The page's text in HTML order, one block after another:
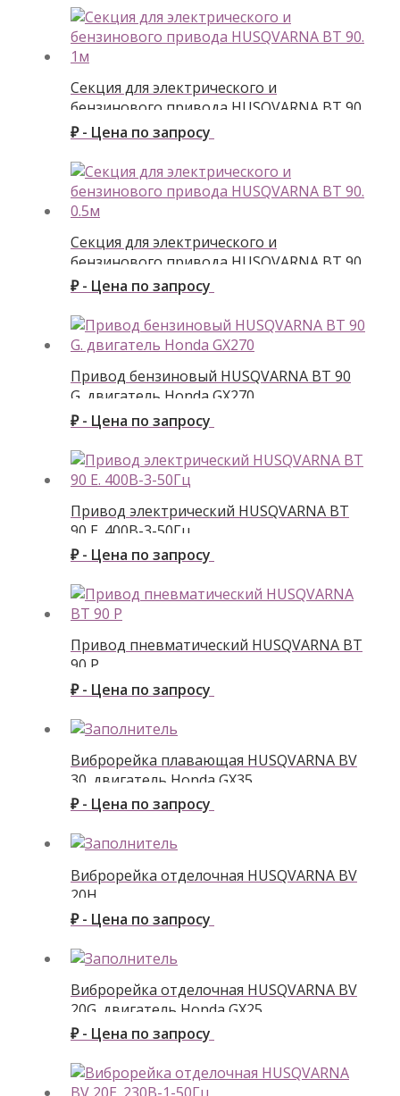
Секция для электрического и
бензинового привода HUSQVARNA BT 90.
1м
₽ - Цена по запросу
Секция для электрического и
бензинового привода HUSQVARNA BT 90.
0.5м
₽ - Цена по запросу
Привод бензиновый HUSQVARNA BT 90
G. двигатель Honda GX270
₽ - Цена по запросу
Привод электрический HUSQVARNA BT
90 E. 400В-3-50Гц
₽ - Цена по запросу
Привод пневматический HUSQVARNA BT
90 P
₽ - Цена по запросу
Виброрейка плавающая HUSQVARNA BV
30. двигатель Honda GX35
₽ - Цена по запросу
Виброрейка отделочная HUSQVARNA BV
20H
₽ - Цена по запросу
Виброрейка отделочная HUSQVARNA BV
20G. двигатель Honda GX25
₽ - Цена по запросу